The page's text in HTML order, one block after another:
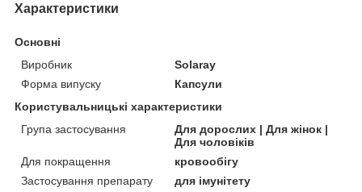
Характеристики
Основні
Виробник
Solaray
Форма випуску
Капсули
Користувальницькі характеристики
Група застосування
Для дорослих | Для жінок |
Для чоловіків
Для покращення
кровообігу
Застосування препарату
для імунітету